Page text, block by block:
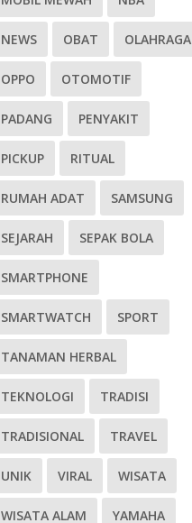
NEWS OBAT OLAHRAGA
OPPO OTOMOTIF
PADANG PENYAKIT
PICKUP RITUAL
RUMAH ADAT SAMSUNG
SEJARAH SEPAK BOLA
SMARTPHONE
SMARTWATCH SPORT
TANAMAN HERBAL
TEKNOLOGI TRADISI
TRADISIONAL TRAVEL
UNIK VIRAL WISATA
WISATA ALAM YAMAHA